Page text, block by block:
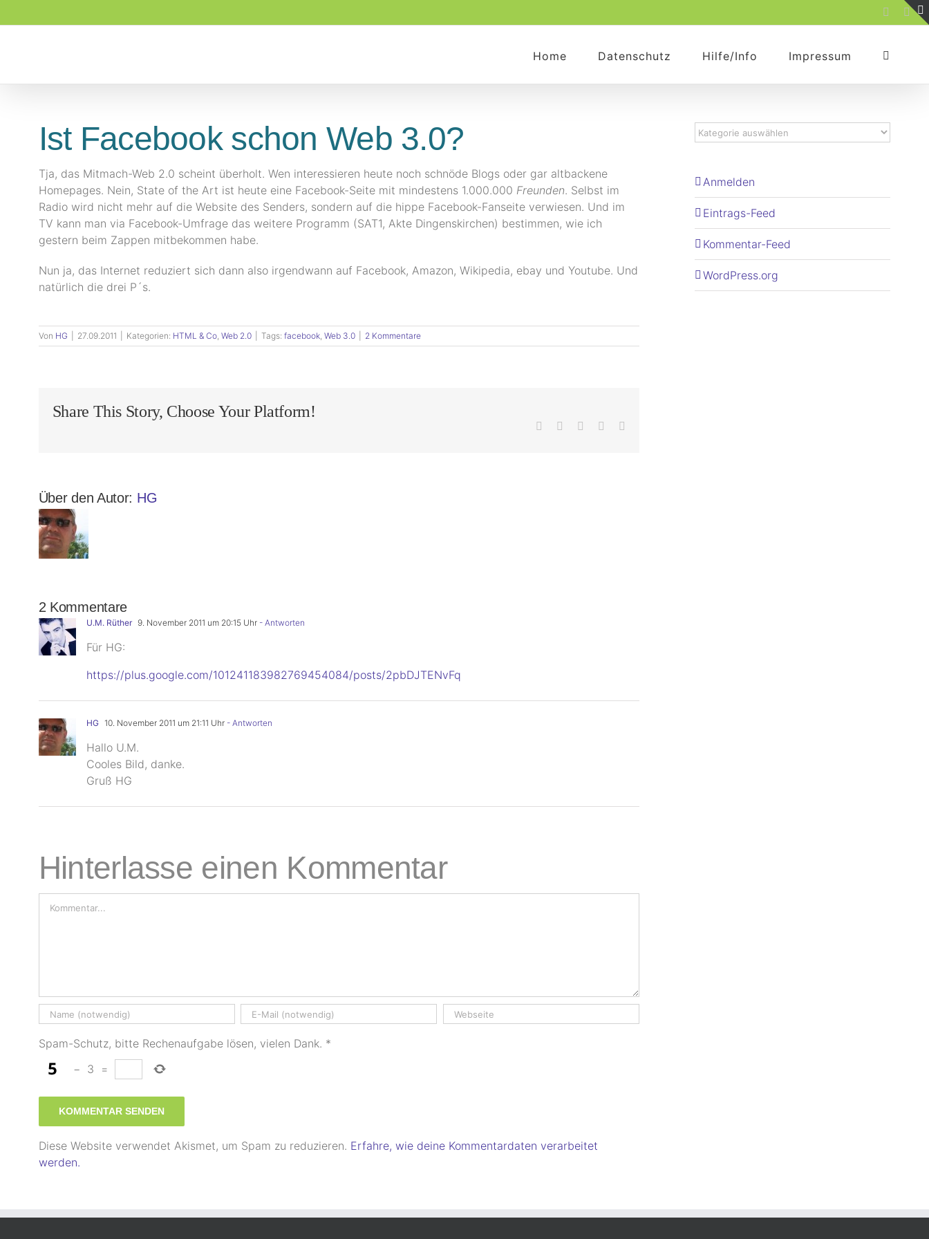
Inhalt
Rss
Home Datenschutz Hilfe/Info Impressum
Ist Facebook schon Web 3.0?
Tja, das Mitmach-Web 2.0 scheint überholt. Wen interessieren heute noch schnöde Blogs oder gar altbackene
Homepages. Nein, State of the Art ist heute eine Facebook-Seite mit mindestens 1.000.000 Freunden. Selbst im
Radio wird nicht mehr auf die Website des Senders, sondern auf die hippe Facebook-Fanseite verwiesen. Und im
TV kann man via Facebook-Umfrage das weitere Programm (SAT1, Akte Dingenskirchen) bestimmen, wie ich
gestern beim Zappen mitbekommen habe.
Nun ja, das Internet reduziert sich dann also irgendwann auf Facebook, Amazon, Wikipedia, ebay und Youtube. Und
natürlich die drei P´s.
Von HG 27.09.2011 Kategorien: HTML & Co, Web 2.0 Tags: facebook, Web 3.0 2 Kommentare
Share This Story, Choose Your Platform!
Facebook LinkedInPinterest
Über den Autor: HG
2 Kommentare
U.M. Rüther 9. November 2011 um 20:15 Uhr- Antworten
Für HG:
https://plus.google.com/101241183982769454084/posts/2pbDJTENvFq
HG 10. November 2011 um 21:11 Uhr- Antworten
Hallo U.M.
Cooles Bild, danke.
Gruß HG
Hinterlasse einen Kommentar
Kommentar
Spam-Schutz, bitte Rechenaufgabe lösen, vielen Dank. *
− 3 =
Diese Website verwendet Akismet, um Spam zu reduzieren. Erfahre, wie deine Kommentardaten verarbeitet
werden.
Anmelden
Eintrags-Feed
Kommentar-Feed
WordPress.org